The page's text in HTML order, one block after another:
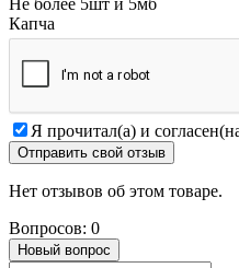
Не более 5шт и 5мб
Капча
Я прочитал(а) и
Отправить свой отзыв
Нет отзывов об этом товаре.
Вопросов: 0
Новый вопрос